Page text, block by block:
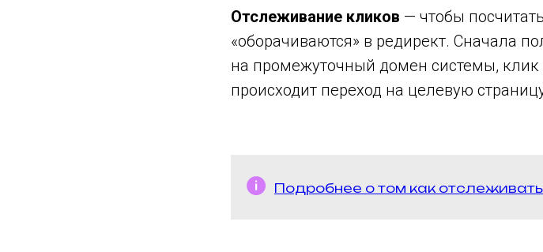
Отслеживание кликов — чтобы
«оборачиваются» в редирект. Сначала
на промежуточный домен системы, клик
происходит переход на целевую
Подробнее о том как отслеживать